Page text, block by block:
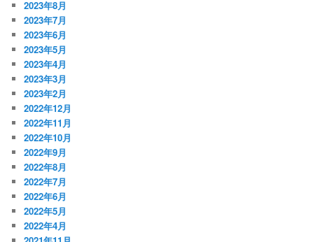
2023年8月
2023年7月
2023年6月
2023年5月
2023年4月
2023年3月
2023年2月
2022年12月
2022年11月
2022年10月
2022年9月
2022年8月
2022年7月
2022年6月
2022年5月
2022年4月